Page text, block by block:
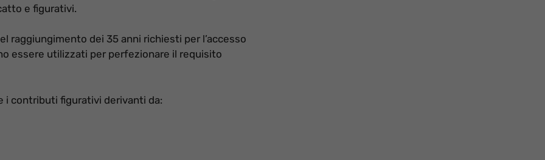
e figurativi.
raggiungimento dei 35 anni richiesti per l’accesso
essere utilizzati per perfezionare il requisito
i contributi figurativi derivanti da: